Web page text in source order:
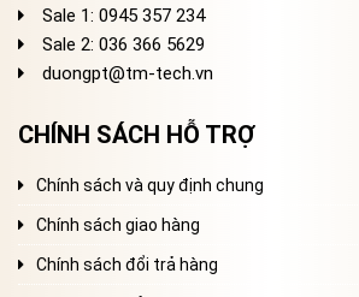
Sale 1: 0945 357 234
Sale 2: 036 366 5629
duongpt@tm-tech.vn
CHÍNH SÁCH HỖ TRỢ
Chính sách và quy định chung
Chính sách giao hàng
Chính sách đổi trả hàng